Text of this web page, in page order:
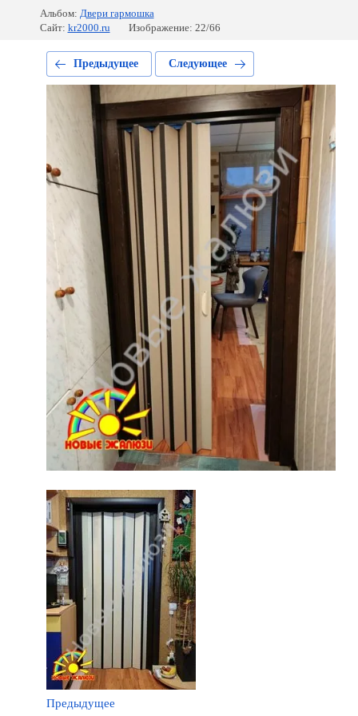
Альбом: Двери гармошка
Сайт: kr2000.ru Изображение: 22/66
Предыдущее Следующее
Предыдущее